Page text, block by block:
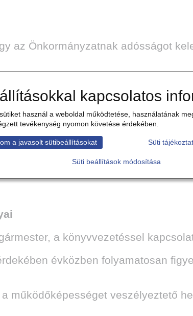
az Önkormányzatnak adósságot
beruházások kiadásainak
felújítások kiadásait
és kiadások
előirányzatot és a
határozzák meg.
a könyvvezetéssel
évközben folyamatosan
veszélyeztető
kapcsolatos
használ a weboldal működtetése, használatának
tevékenység nyomon követése érdekében.
a javasolt sütibeállításokat Süti
Süti beállítások módosítása